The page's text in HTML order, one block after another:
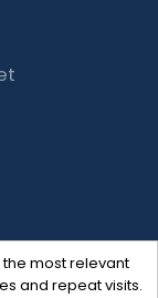
most relevant
and repeat visits.